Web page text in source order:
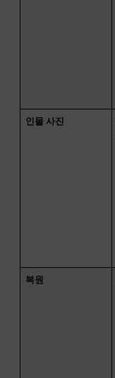
인물 사진
복원